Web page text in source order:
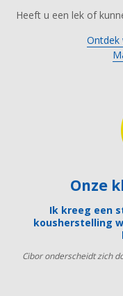
Heeft u een lek of
Ontdek
Ik kreeg een
kousherstelling
Cibor onderscheidt zich